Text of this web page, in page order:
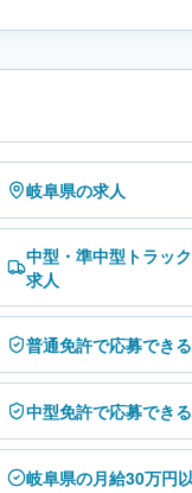
岐阜県の求人
中型・準中型トラッ
求人
普通免許で応募でき
中型免許で応募でき
岐阜県の月給30万円